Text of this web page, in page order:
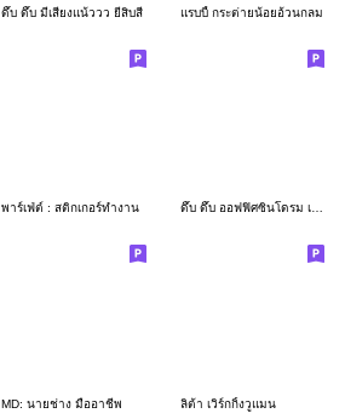
ดึ๊บ ดึ๊บ มีเสียงแน้ววว ยี่สิบสี่ แรบบี้ กระต่ายน้อยอ้วนกลม
พาร์เฟ่ต์ : สติกเกอร์ทำงาน ดึ๊บ ดึ๊บ ออฟฟิศซินโดรม เจ็ด
MD: นายช่าง มืออาชีพ ลิต้า เวิร์กกิ้งวูแมน